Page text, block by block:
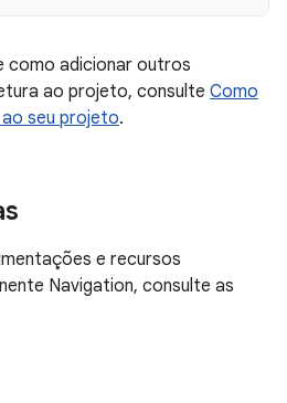
como adicionar outros
ao projeto, consulte Como
seu projeto.
e recursos
Navigation, consulte as